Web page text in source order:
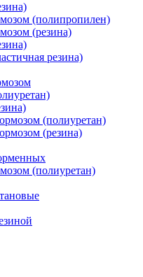
(полипропилен)
(резина)
резина)
(полиуретан)
(резина)
(полиуретан)